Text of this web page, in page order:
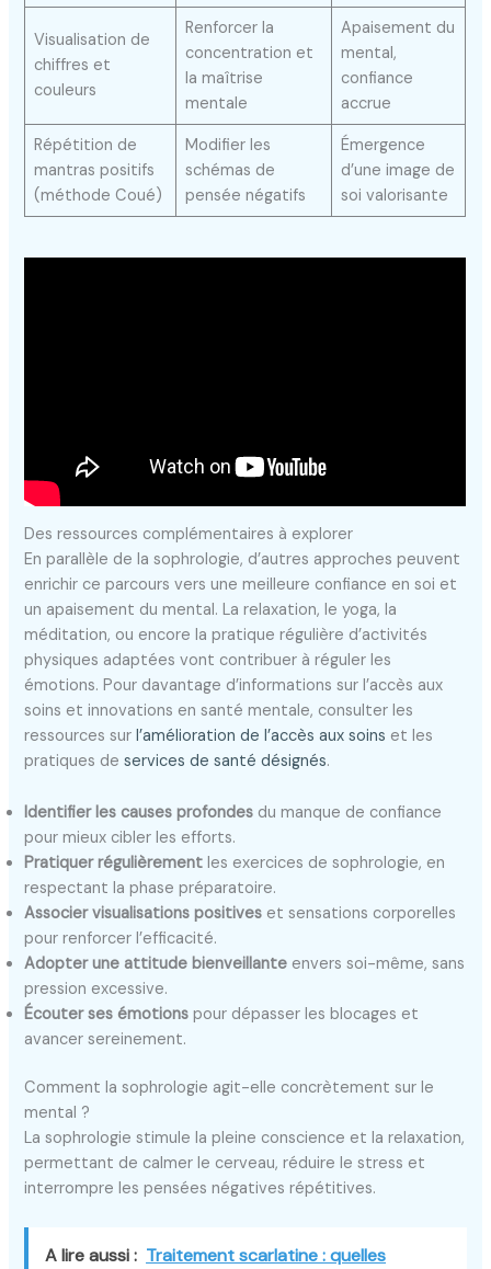
Visualisation de
chiffres et
couleurs
Renforcer la
concentration et
la maîtrise
mentale
Apaisement du
mental,
confiance
accrue
Répétition de
mantras positifs
(méthode Coué)
Modifier les
schémas de
pensée négatifs
Émergence
d’une image de
soi valorisante
Des ressources complémentaires à explorer
En parallèle de la sophrologie, d’autres approches peuvent
enrichir ce parcours vers une meilleure confiance en soi et
un apaisement du mental. La relaxation, le yoga, la
méditation, ou encore la pratique régulière d’activités
physiques adaptées vont contribuer à réguler les
émotions. Pour davantage d’informations sur l’accès aux
soins et innovations en santé mentale, consulter les
ressources surl’amélioration de l’accès aux soins et les
pratiques deservices de santé désignés.
Identifier les causes profondes du manque de confiance
pour mieux cibler les efforts.
Pratiquer régulièrement les exercices de sophrologie, en
respectant la phase préparatoire.
Associer visualisations positives et sensations corporelles
pour renforcer l’efficacité.
Adopter une attitude bienveillante envers soi-même, sans
pression excessive.
Écouter ses émotions pour dépasser les blocages et
avancer sereinement.
Comment la sophrologie agit-elle concrètement sur le
mental ?
La sophrologie stimule la pleine conscience et la relaxation,
permettant de calmer le cerveau, réduire le stress et
interrompre les pensées négatives répétitives.
A lire aussi : Traitement scarlatine : quelles